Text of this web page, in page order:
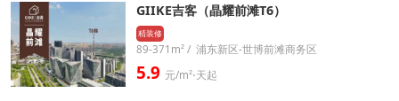
GIIKE吉客（晶耀前滩T6）
精装修
89-371m² / 浦东新区-世博前滩商务区
5.9 元/m²⋅天起